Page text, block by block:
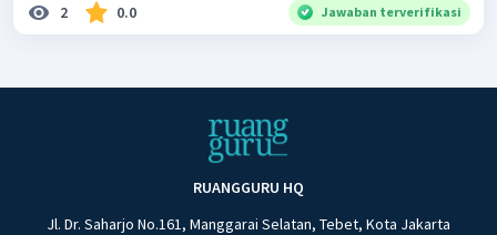
2 0.0 Jawaban terverifikasi
RUANGGURU HQ
Jl. Dr. Saharjo No.161, Manggarai Selatan, Tebet, Kota Jakarta